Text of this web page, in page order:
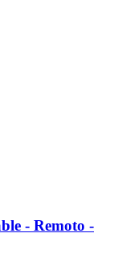
- Remoto -